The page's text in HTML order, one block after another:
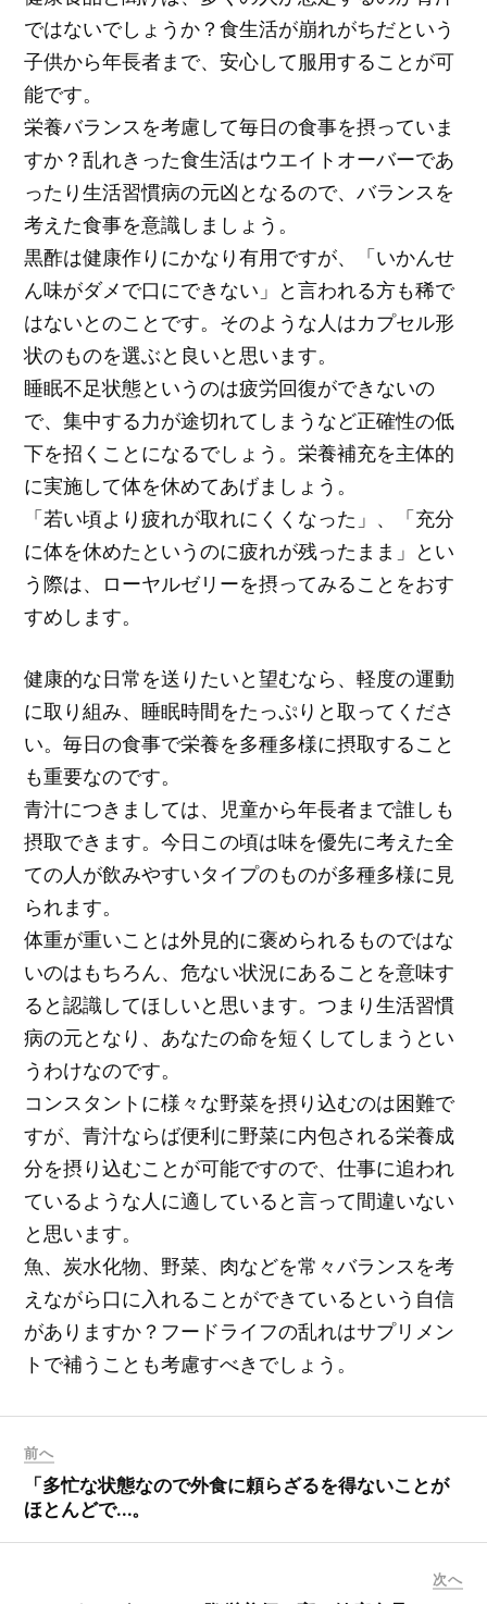
ではないでしょうか？食生活が崩れがちだという
子供から年長者まで、安心して服用することが可
能です。
栄養バランスを考慮して毎日の食事を摂っていま
すか？乱れきった食生活はウエイトオーバーであ
ったり生活習慣病の元凶となるので、バランスを
考えた食事を意識しましょう。
黒酢は健康作りにかなり有用ですが、「いかんせ
ん味がダメで口にできない」と言われる方も稀で
はないとのことです。そのような人はカプセル形
状のものを選ぶと良いと思います。
睡眠不足状態というのは疲労回復ができないの
で、集中する力が途切れてしまうなど正確性の低
下を招くことになるでしょう。栄養補充を主体的
に実施して体を休めてあげましょう。
「若い頃より疲れが取れにくくなった」、「充分
に体を休めたというのに疲れが残ったまま」とい
う際は、ローヤルゼリーを摂ってみることをおす
すめします。
健康的な日常を送りたいと望むなら、軽度の運動
に取り組み、睡眠時間をたっぷりと取ってくださ
い。毎日の食事で栄養を多種多様に摂取すること
も重要なのです。
青汁につきましては、児童から年長者まで誰しも
摂取できます。今日この頃は味を優先に考えた全
ての人が飲みやすいタイプのものが多種多様に見
られます。
体重が重いことは外見的に褒められるものではな
いのはもちろん、危ない状況にあることを意味す
ると認識してほしいと思います。つまり生活習慣
病の元となり、あなたの命を短くしてしまうとい
うわけなのです。
コンスタントに様々な野菜を摂り込むのは困難で
すが、青汁ならば便利に野菜に内包される栄養成
分を摂り込むことが可能ですので、仕事に追われ
ているような人に適していると言って間違いない
と思います。
魚、炭水化物、野菜、肉などを常々バランスを考
えながら口に入れることができているという自信
がありますか？フードライフの乱れはサプリメン
トで補うことも考慮すべきでしょう。
前へ
「多忙な状態なので外食に頼らざるを得ないことが
ほとんどで…。
次へ